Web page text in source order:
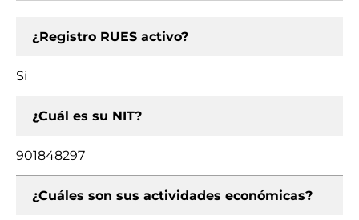
¿Registro RUES activo?
Si
¿Cuál es su NIT?
901848297
¿Cuáles son sus actividades económicas?